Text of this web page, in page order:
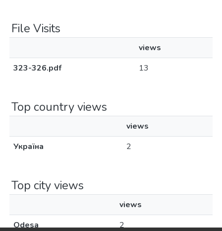
File Visits
views
323-326.pdf
13
Top country views
views
Україна
2
Top city views
views
Odesa
2